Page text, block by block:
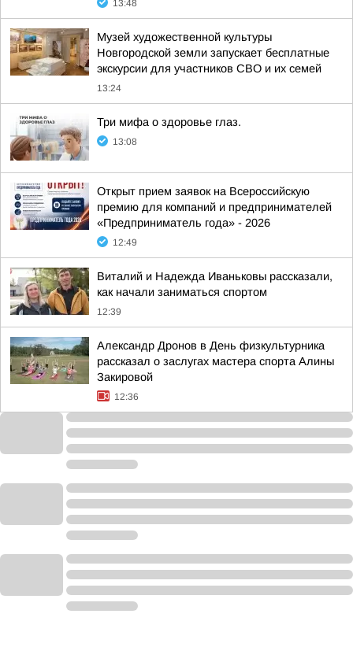
13:48
Музей художественной культуры
Новгородской земли запускает бесплатные
экскурсии для участников СВО и их семей
13:24
Три мифа о здоровье глаз.
13:08
Открыт прием заявок на Всероссийскую
премию для компаний и предпринимателей
«Предприниматель года» - 2026
12:49
Виталий и Надежда Иваньковы рассказали,
как начали заниматься спортом
12:39
Александр Дронов в День физкультурника
рассказал о заслугах мастера спорта Алины
Закировой
12:36